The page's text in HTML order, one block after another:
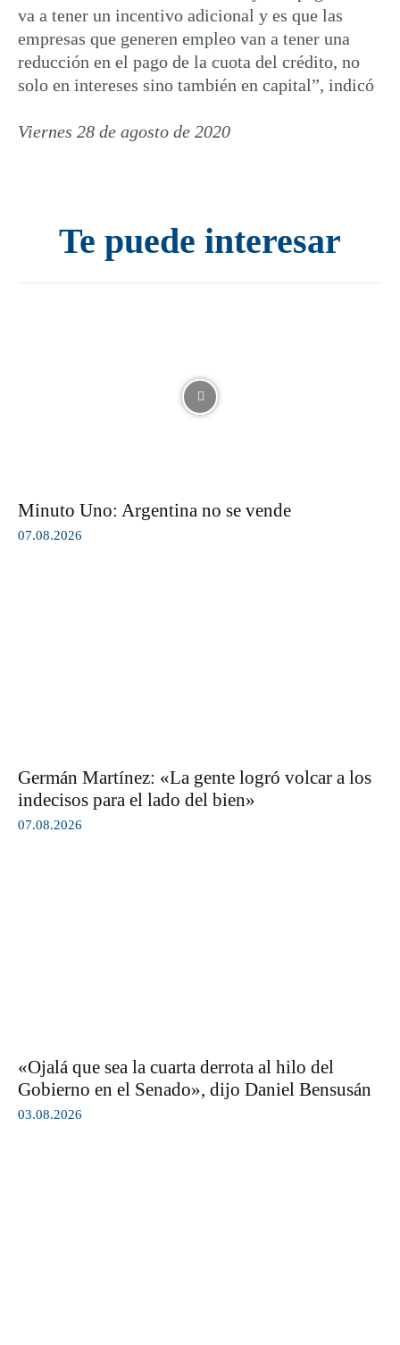
va a tener un incentivo adicional y es que las
empresas que generen empleo van a tener una
reducción en el pago de la cuota del crédito, no
solo en intereses sino también en capital”, indicó
Viernes 28 de agosto de 2020
Te puede interesar
Minuto Uno: Argentina no se vende
07.08.2026
Germán Martínez: «La gente logró volcar a los
indecisos para el lado del bien»
07.08.2026
«Ojalá que sea la cuarta derrota al hilo del
Gobierno en el Senado», dijo Daniel Bensusán
03.08.2026